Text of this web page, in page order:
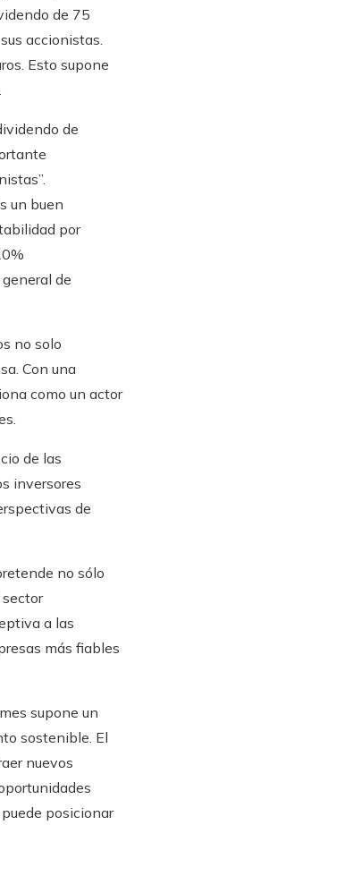
de 75
accionistas.
Esto supone
de
un buen
por
de
no solo
Con una
como un actor
de las
inversores
de
no sólo
a las
más fiables
supone un
sostenible. El
nuevos
posicionar